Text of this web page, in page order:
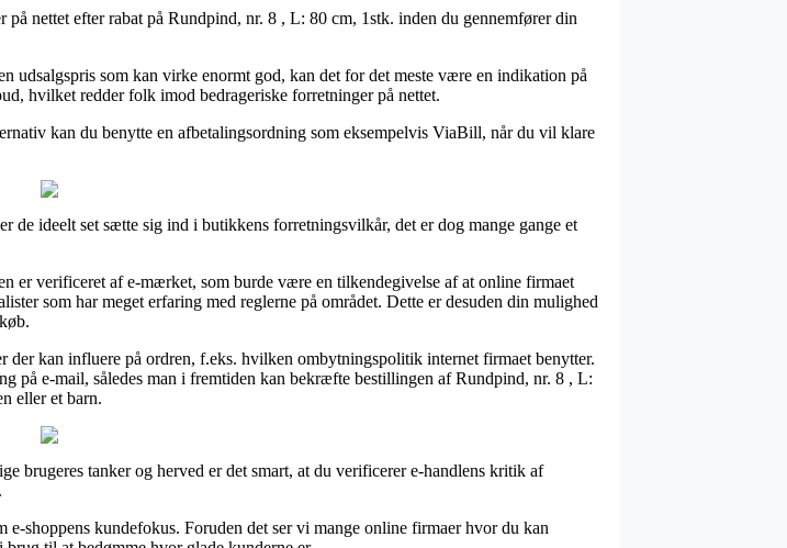
nettet efter rabat på Rundpind, nr. 8 , L: 80 cm, 1stk. inden du gennemfører din
udsalgspris som kan virke enormt god, kan det for det meste være en indikation på
hvilket redder folk imod bedrageriske forretninger på nettet.
kan du benytte en afbetalingsordning som eksempelvis ViaBill, når du vil klare
ideelt set sætte sig ind i butikkens forretningsvilkår, det er dog mange gange et
er verificeret af e-mærket, som burde være en tilkendegivelse af at online firmaet
som har meget erfaring med reglerne på området. Dette er desuden din mulighed
kan influere på ordren, f.eks. hvilken ombytningspolitik internet firmaet benytter.
på e-mail, således man i fremtiden kan bekræfte bestillingen af Rundpind, nr. 8 , L:
eller et barn.
brugeres tanker og herved er det smart, at du verificerer e-handlens kritik af
shoppens kundefokus. Foruden det ser vi mange online firmaer hvor du kan